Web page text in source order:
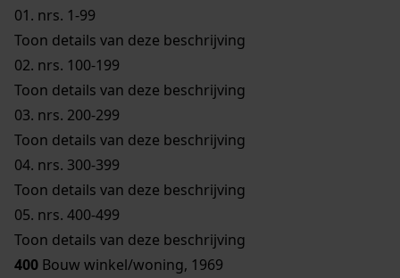
01. nrs. 1-99
Toon details van deze beschrijving
02. nrs. 100-199
Toon details van deze beschrijving
03. nrs. 200-299
Toon details van deze beschrijving
04. nrs. 300-399
Toon details van deze beschrijving
05. nrs. 400-499
Toon details van deze beschrijving
400 Bouw winkel/woning, 1969